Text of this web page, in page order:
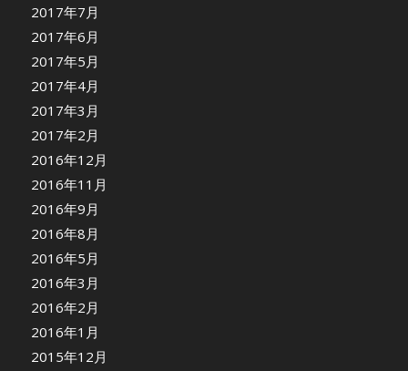
2017年7月
2017年6月
2017年5月
2017年4月
2017年3月
2017年2月
2016年12月
2016年11月
2016年9月
2016年8月
2016年5月
2016年3月
2016年2月
2016年1月
2015年12月